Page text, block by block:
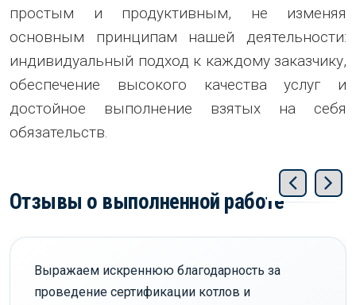
простым и продуктивным, не изменяя
основным принципам нашей деятельности:
индивидуальный подход к каждому заказчику,
обеспечение высокого качества услуг и
достойное выполнение взятых на себя
обязательств.
Отзывы о выполненной работе
Выражаем искреннюю благодарность за
проведение сертификации котлов и